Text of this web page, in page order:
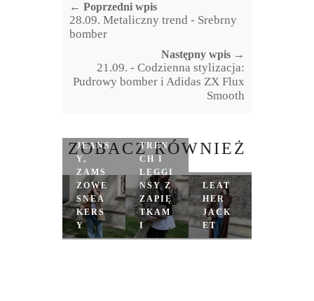
← Poprzedni wpis
28.09. Metaliczny trend - Srebrny
bomber
Następny wpis →
21.09. - Codzienna stylizacja:
Pudrowy bomber i Adidas ZX Flux
Smooth
ZOBACZ RÓWNIEŻ
JEANS
Y,
ZAMS
ZOWE
SNEA
KERS
Y
TREN
CH I
LEGGI
NSY Z
ZAPIĘ
TKAM
I
LEAT
HER
JACK
ET